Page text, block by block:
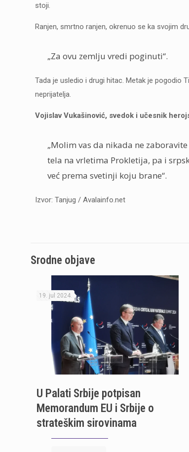
stoji.
Ranjen, smrtno ranjen, okrenuo se ka svojim
„Za ovu zemlju vredi poginuti“.
Tada je usledio i drugi hitac. Metak je pogodio
neprijatelja.
Vojislav Vukašinović, svedok i učesnik
„Molim vas da nikada ne
tela na vrletima Prokletija, pa i
već prema svetinji koju brane“.
Izvor: Tanjug / Avalainfo.net
Srodne objave
19. jul 2024.
U Palati Srbije potpisan
Memorandum EU i Srbije o
strateškim sirovinama